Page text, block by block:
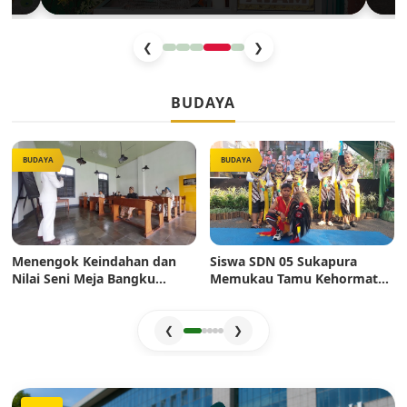
Anak SD di Jakarta
❮ ❯
BUDAYA
BUDAYA
Menengok Keindahan dan
Nilai Seni Meja Bangku
BUDAYA
Siswa SDN 05 Sukapura
Memukau Tamu Kehormatan
❮ ❯